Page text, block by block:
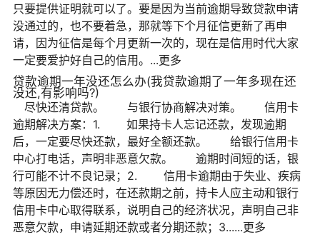
只要提供证明就可以了。要是因为当前逾期导致贷款申请
没通过的，也不要着急，那就等下个月征信更新了再申
请，因为征信是每个月更新一次的，现在是信用时代大家
一定要爱护好自己的信用。...更多
贷款逾期一年没还怎么办(我贷款逾期了一年多现在还
没还,有影响吗?)
尽快还清贷款。 与银行协商解决对策。 信用卡
逾期解决方案：1. 如果持卡人忘记还款，发现逾期
后，一定要尽快还款，最好全额还款。 给银行信用卡
中心打电话，声明非恶意欠款。 逾期时间短的话，银
行可能不计不良记录；2. 信用卡逾期由于失业、疾病
等原因无力偿还时，在还款期之前，持卡人应主动和银行
信用卡中心取得联系，说明自己的经济状况，声明自己非
恶意欠款，申请延期还款或者分期还款；3......更多